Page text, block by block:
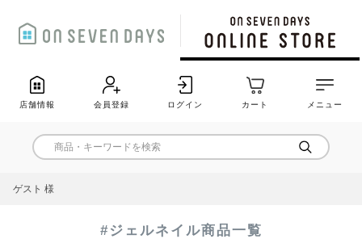
店舗情報 会員登録 ログイン カート メニュー
ゲスト 様
#ジェルネイル商品一覧